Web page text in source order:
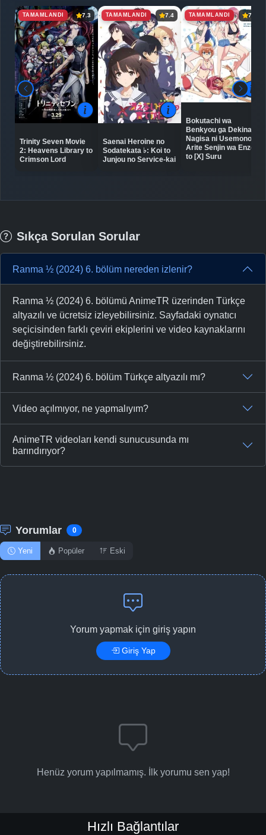
TAMAMLANDI 7.3
Trinity Seven Movie
2: Heavens Library to
Crimson Lord
TAMAMLANDI 7.4
Saenai Heroine no
Sodatekata ♭: Koi to
Junjou no Service-kai
TAMAMLANDI 7.3
Bokutachi wa
Benkyou ga Dekinai:
Nagisa ni Usemono
Arite Senjin wa Enzen
to [X] Suru
Sıkça Sorulan Sorular
Ranma ½ (2024) 6. bölüm nereden izlenir?
Ranma ½ (2024) 6. bölümü AnimeTR üzerinden Türkçe
altyazılı ve ücretsiz izleyebilirsiniz. Sayfadaki oynatıcı
seçicisinden farklı çeviri ekiplerini ve video kaynaklarını
değiştirebilirsiniz.
Ranma ½ (2024) 6. bölüm Türkçe altyazılı mı?
Video açılmıyor, ne yapmalıyım?
AnimeTR videoları kendi sunucusunda mı
barındırıyor?
Yorumlar 0
Yeni Popüler Eski
Yorum yapmak için giriş yapın
Giriş Yap
Henüz yorum yapılmamış. İlk yorumu sen yap!
Hızlı Bağlantılar